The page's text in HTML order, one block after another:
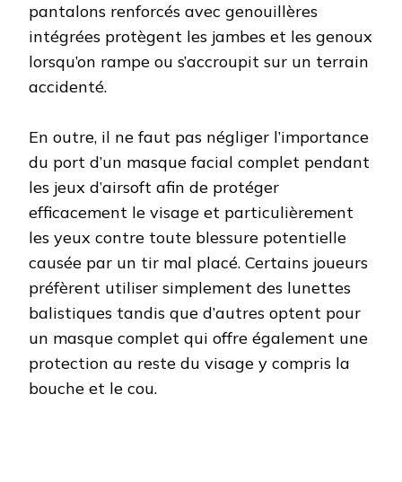
pantalons renforcés avec genouillères
intégrées protègent les jambes et les genoux
lorsqu’on rampe ou s’accroupit sur un terrain
accidenté.
En outre, il ne faut pas négliger l’importance
du port d’un masque facial complet pendant
les jeux d’airsoft afin de protéger
efficacement le visage et particulièrement
les yeux contre toute blessure potentielle
causée par un tir mal placé. Certains joueurs
préfèrent utiliser simplement des lunettes
balistiques tandis que d’autres optent pour
un masque complet qui offre également une
protection au reste du visage y compris la
bouche et le cou.